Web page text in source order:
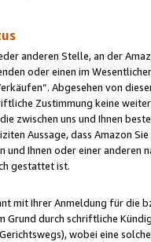
anderen Stelle, an der
oder einen im
Abgesehen von
Zustimmung keine
zwischen uns und Ihnen
Aussage, dass Amazon
und Ihnen oder einer
gestattet ist.
mit Ihrer Anmeldung für die
durch schriftliche
wobei eine